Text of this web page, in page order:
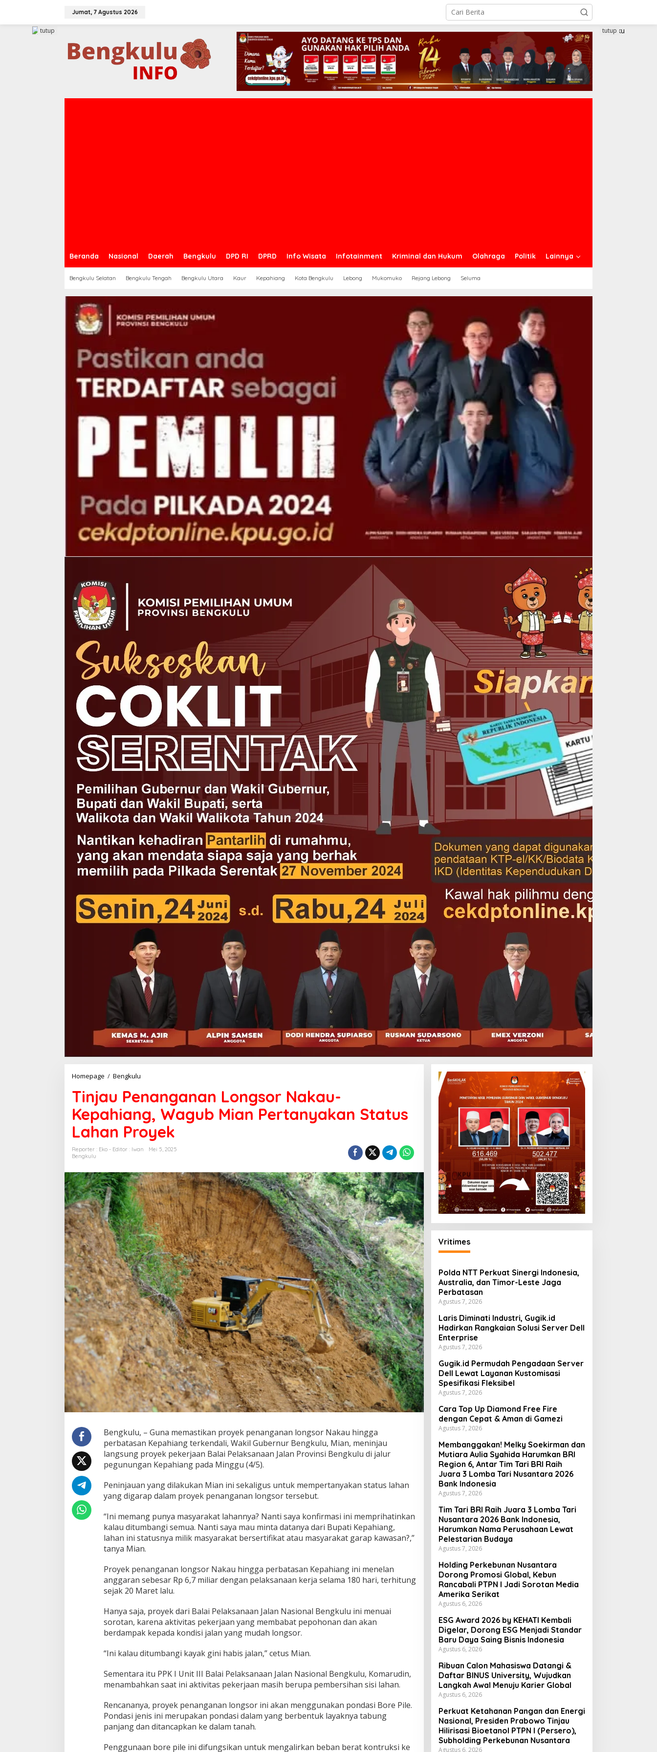
Jumat, 7 Agustus 2026
Beranda Nasional Daerah Bengkulu DPD RI DPRD Info Wisata Infotainment Kriminal dan Hukum Olahraga Politik Lainnya
Bengkulu Selatan Bengkulu Tengah Bengkulu Utara Kaur Kepahiang Kota Bengkulu Lebong Mukomuko Rejang Lebong Seluma
tutup tutup
Homepage / Bengkulu
Longsor
Nakau-
Kepahiang,
Wagub
Mian
Pertanyakan
Status
Tinjau Penanganan Longsor Nakau-
Kepahiang, Wagub Mian Pertanyakan Status
Lahan Proyek
Reporter : Eko - Editor : Iwan
Mei 5, 2025
Bengkulu
Bengkulu, – Guna memastikan proyek penanganan longsor Nakau hingga
perbatasan Kepahiang terkendali, Wakil Gubernur Bengkulu, Mian, meninjau
langsung proyek pekerjaan Balai Pelaksanaan Jalan Provinsi Bengkulu di jalur
pegunungan Kepahiang pada Minggu (4/5).
Peninjauan yang dilakukan Mian ini sekaligus untuk mempertanyakan status lahan
yang digarap dalam proyek penanganan longsor tersebut.
“Ini memang punya masyarakat lahannya? Nanti saya konfirmasi ini memprihatinkan
kalau ditumbangi semua. Nanti saya mau minta datanya dari Bupati Kepahiang,
lahan ini statusnya milik masyarakat bersertifikat atau masyarakat garap kawasan?,”
tanya Mian.
Proyek penanganan longsor Nakau hingga perbatasan Kepahiang ini menelan
anggaran sebesar Rp 6,7 miliar dengan pelaksanaan kerja selama 180 hari, terhitung
sejak 20 Maret lalu.
Hanya saja, proyek dari Balai Pelaksanaan Jalan Nasional Bengkulu ini menuai
sorotan, karena aktivitas pekerjaan yang membabat pepohonan dan akan
berdampak kepada kondisi jalan yang mudah longsor.
“Ini kalau ditumbangi kayak gini habis jalan,” cetus Mian.
Sementara itu PPK I Unit III Balai Pelaksanaan Jalan Nasional Bengkulu, Komarudin,
menambahkan saat ini aktivitas pekerjaan masih berupa pembersihan sisi lahan.
Rencananya, proyek penanganan longsor ini akan menggunakan pondasi Bore Pile.
Pondasi jenis ini merupakan pondasi dalam yang berbentuk layaknya tabung
panjang dan ditancapkan ke dalam tanah.
Penggunaan bore pile ini difungsikan untuk mengalirkan beban berat kontruksi ke
Vritimes
Polda NTT Perkuat Sinergi Indonesia,
Australia, dan Timor-Leste Jaga
Perbatasan
Agustus 7, 2026
Laris Diminati Industri, Gugik.id
Hadirkan Rangkaian Solusi Server Dell
Enterprise
Agustus 7, 2026
Gugik.id Permudah Pengadaan Server
Dell Lewat Layanan Kustomisasi
Spesifikasi Fleksibel
Agustus 7, 2026
Cara Top Up Diamond Free Fire
dengan Cepat & Aman di Gamezi
Agustus 7, 2026
Membanggakan! Melky Soekirman dan
Mutiara Aulia Syahida Harumkan BRI
Region 6, Antar Tim Tari BRI Raih
Juara 3 Lomba Tari Nusantara 2026
Bank Indonesia
Agustus 7, 2026
Tim Tari BRI Raih Juara 3 Lomba Tari
Nusantara 2026 Bank Indonesia,
Harumkan Nama Perusahaan Lewat
Pelestarian Budaya
Agustus 7, 2026
Holding Perkebunan Nusantara
Dorong Promosi Global, Kebun
Rancabali PTPN I Jadi Sorotan Media
Amerika Serikat
Agustus 6, 2026
ESG Award 2026 by KEHATI Kembali
Digelar, Dorong ESG Menjadi Standar
Baru Daya Saing Bisnis Indonesia
Agustus 6, 2026
Ribuan Calon Mahasiswa Datangi &
Daftar BINUS University, Wujudkan
Langkah Awal Menuju Karier Global
Agustus 6, 2026
Perkuat Ketahanan Pangan dan Energi
Nasional, Presiden Prabowo Tinjau
Hilirisasi Bioetanol PTPN I (Persero),
Subholding Perkebunan Nusantara
Agustus 6, 2026